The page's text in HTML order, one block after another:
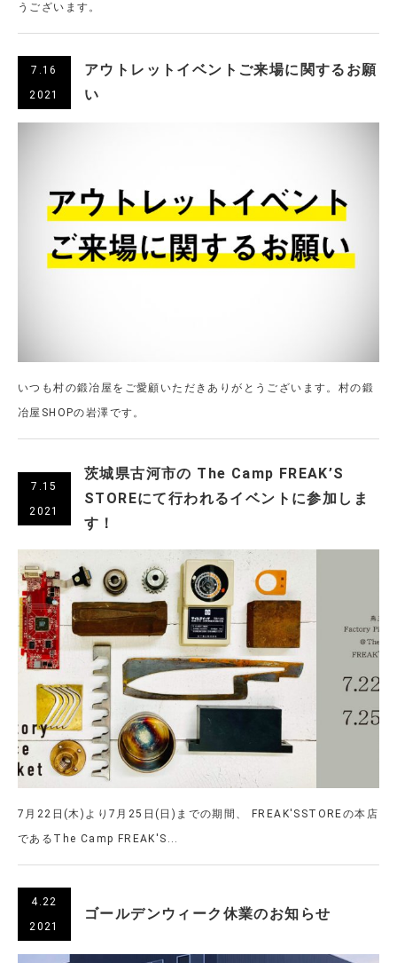
うございます。
7.16
2021
アウトレットイベントご来場に関するお願
い
いつも村の鍛冶屋をご愛顧いただきありがとうございます。村の鍛
冶屋SHOPの岩澤です。
7.15
2021
茨城県古河市の The Camp FREAK’S
STOREにて行われるイベントに参加しま
す！
7月22日(木)より7月25日(日)までの期間、 FREAK'SSTOREの本店
であるThe Camp FREAK'S...
4.22
2021
ゴールデンウィーク休業のお知らせ